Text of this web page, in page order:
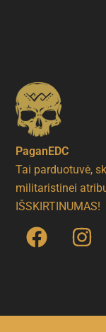
PaganEDC
Tai parduotuvė,
militaristinei
IŠSKIRTINUMAS!
F
a
b
I
n
a